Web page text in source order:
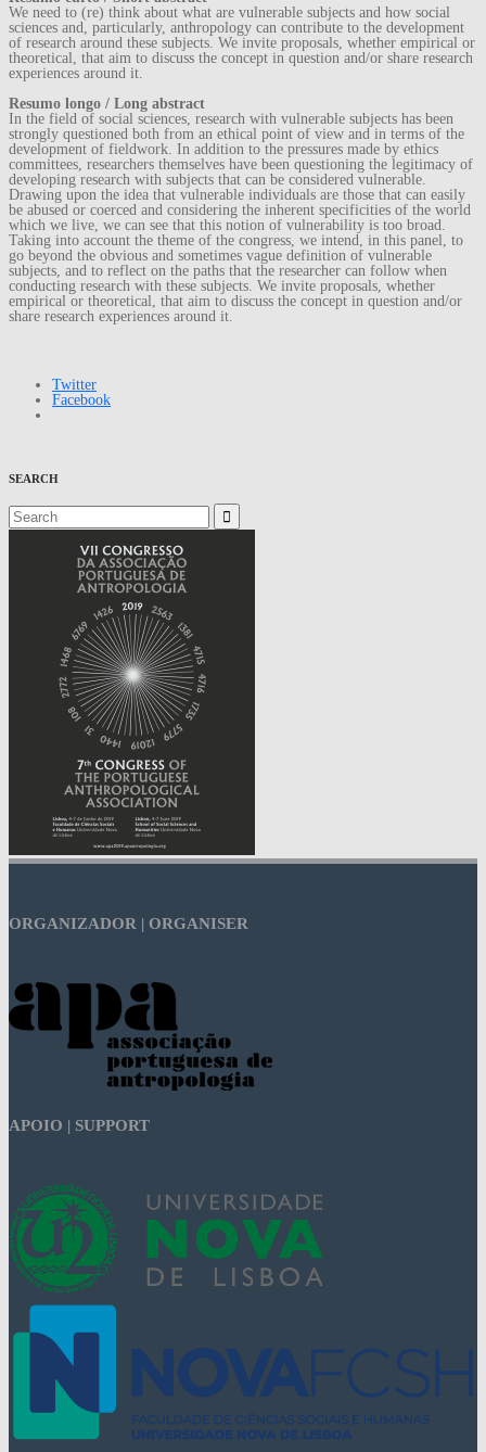
We need to (re) think about what are vulnerable subjects and how social
sciences and, particularly, anthropology can contribute to the development
of research around these subjects. We invite proposals, whether empirical or
theoretical, that aim to discuss the concept in question and/or share research
experiences around it.
Resumo longo / Long abstract
In the field of social sciences, research with vulnerable subjects has been
strongly questioned both from an ethical point of view and in terms of the
development of fieldwork. In addition to the pressures made by ethics
committees, researchers themselves have been questioning the legitimacy of
developing research with subjects that can be considered vulnerable.
Drawing upon the idea that vulnerable individuals are those that can easily
be abused or coerced and considering the inherent specificities of the world
which we live, we can see that this notion of vulnerability is too broad.
Taking into account the theme of the congress, we intend, in this panel, to
go beyond the obvious and sometimes vague definition of vulnerable
subjects, and to reflect on the paths that the researcher can follow when
conducting research with these subjects. We invite proposals, whether
empirical or theoretical, that aim to discuss the concept in question and/or
share research experiences around it.
Twitter
Facebook
SEARCH
Search
for:
ORGANIZADOR | ORGANISER
APOIO | SUPPORT